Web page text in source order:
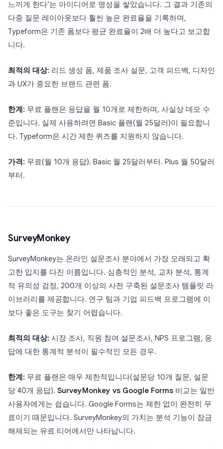
느끼게 한다’는 아이디어로 명성을 쌓았습니다. 그 결과 기존의
다중 질문 레이아웃보다 훨씬 높은 완료율을 기록하며,
Typeform은 기존 폼보다 평균 완료율이 2배 더 높다고 보고합
니다.
최적의 대상: 리드 생성 폼, 제품 조사 설문, 고객 피드백, 디자인
과 UX가 중요한 브랜드 관련 폼.
한계: 무료 플랜은 응답을 월 10개로 제한하며, 사실상 데모 수
준입니다. 실제 사용하려면 Basic 플랜(월 25달러)이 필요합니
다. Typeform은 시간 제한 퀴즈를 지원하지 않습니다.
가격: 무료(월 10개 응답). Basic 월 25달러부터. Plus 월 50달러
부터.
SurveyMonkey
SurveyMonkey는 온라인 설문조사 분야에서 가장 오래되고 확
고한 입지를 다진 이름입니다. 심층적인 분석, 교차 분석, 통계
적 유의성 검정, 200개 이상의 사전 구축된 설문조사 템플릿 라
이브러리를 제공합니다. 연구 팀과 기업 피드백 프로그램에 이
보다 좋은 도구는 찾기 어렵습니다.
최적의 대상: 시장 조사, 직원 참여 설문조사, NPS 프로그램, 응
답에 대한 통계적 분석이 필수적인 모든 경우.
한계: 무료 플랜은 매우 제한적입니다(설문당 10개 질문, 설문
당 40개 응답). SurveyMonkey vs Google Forms 비교는 일반
사용자에게는 쉽습니다. Google Forms는 제한 없이 완전히 무
료이기 때문입니다. SurveyMonkey의 가치는 분석 기능이 잠금
해제되는 유료 티어에서만 나타납니다.